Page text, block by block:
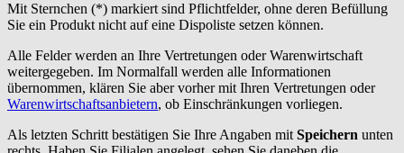
Mit Sternchen (*) markiert sind Pflichtfelder, ohne deren Befüllung
Sie ein Produkt nicht auf eine Dispoliste setzen können.
Alle Felder werden an Ihre Vertretungen oder Warenwirtschaft
weitergegeben. Im Normalfall werden alle Informationen
übernommen, klären Sie aber vorher mit Ihren Vertretungen oder
Warenwirtschaftsanbietern, ob Einschränkungen vorliegen.
Als letzten Schritt bestätigen Sie Ihre Angaben mit Speichern unten